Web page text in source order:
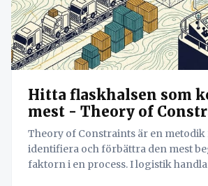
Hitta flaskhalsen som
mest - Theory of
Theory of Constraints är en
identifiera och förbättra den mest
faktorn i en process. I logistik